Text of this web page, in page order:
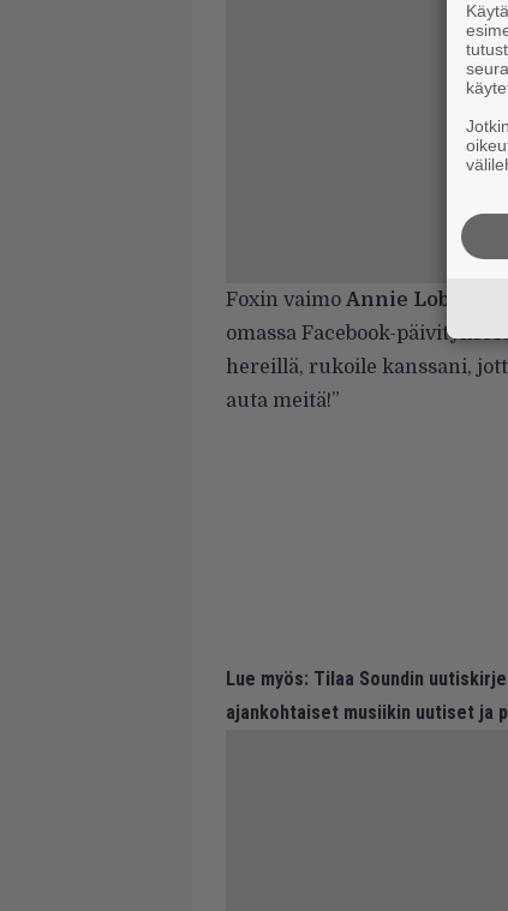
Foxin vaimo Annie Lobért
omassa Facebook-
hereillä, rukoile kanssani,
auta meitä!”
Lue myös: Tilaa Soundin
ajankohtaiset musiikin uutiset ja